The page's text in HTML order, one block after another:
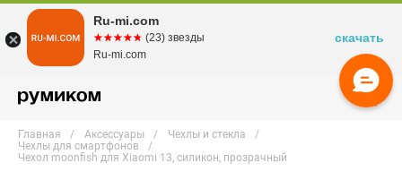
Главная Аксессуары
Чехлы и стекла
Чехлы для смартфонов
Чехол moonfish для Xiaomi 13, силикон, прозрачный
Ru-mi.com
☆☆☆☆☆
★★★★★ (23) звезды
Ru-mi.com
скачать